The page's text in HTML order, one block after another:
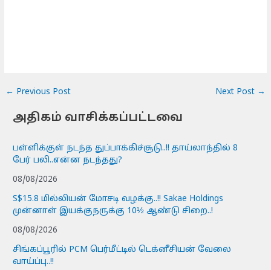
← Previous Post Next Post →
அதிகம் வாசிக்கப்பட்டவை
பள்ளிக்குள் நடந்த துப்பாக்கிச்சூடு..!! தாய்லாந்தில் 8
பேர் பலி..என்ன நடந்தது?
08/08/2026
S$15.8 மில்லியன் மோசடி வழக்கு..!! Sakae Holdings
முன்னாள் இயக்குநருக்கு 10½ ஆண்டு சிறை..!
08/08/2026
சிங்கப்பூரில் PCM பெர்மீட்டில் டெக்னீசியன் வேலை
வாய்ப்பு..!!